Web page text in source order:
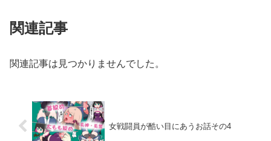
関連記事
関連記事は見つかりませんでした。
女戦闘員が酷い目にあうお話その4